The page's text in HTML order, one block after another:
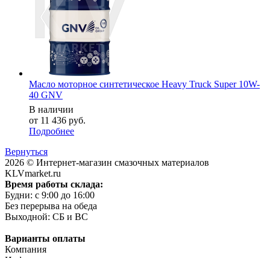
Масло моторное синтетическое Heavy Truck Super 10W-
40 GNV
В наличии
от 11 436 руб.
Подробнее
Вернуться
2026 © Интернет-магазин смазочных материалов
KLVmarket.ru
Время работы склада:
Будни: c 9:00 до 16:00
Без перерыва на обеда
Выходной: СБ и ВС
Варианты оплаты
Компания